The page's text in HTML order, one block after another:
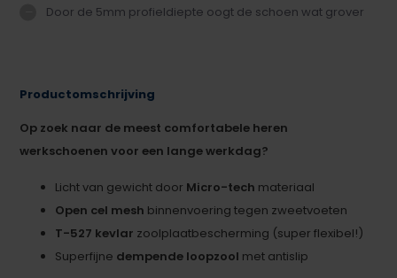
Door de 5mm profieldiepte oogt de schoen wat grover
Productomschrijving
Op zoek naar de meest comfortabele heren
werkschoenen voor een lange werkdag?
Licht van gewicht door Micro-tech materiaal
Open cel mesh binnenvoering tegen zweetvoeten
T-527 kevlar zoolplaatbescherming (super flexibel!)
Superfijne dempende loopzool met antislip